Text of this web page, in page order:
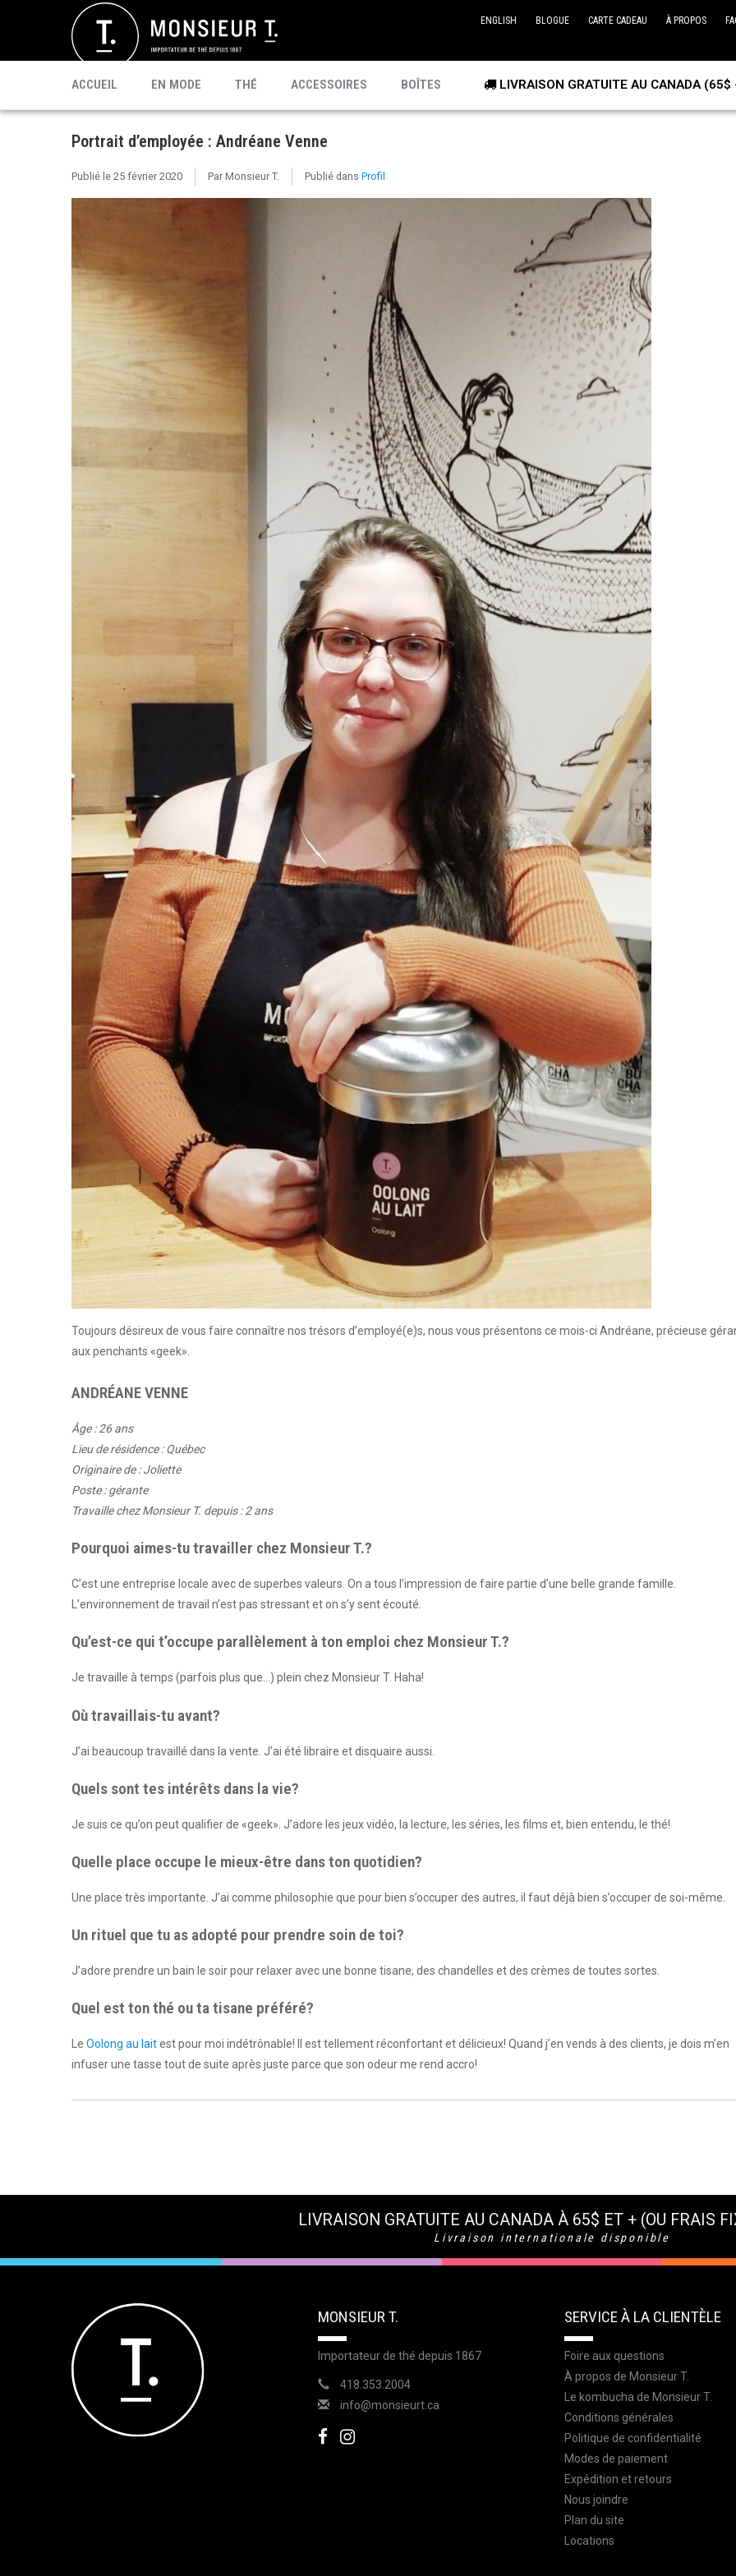
ENGLISH BLOGUE CARTE CADEAU À PROPOS
ACCUEIL EN MODE
CÉLÉBRI T.
PROMO
THÉ
PU'ERH
MATCHA
KOMBUCHA
PRÊT À BOIRE
ACCESSOIRES BOÎTES LIVRAISON GRATUITE AU CANADA (65$
Portrait d’employée : Andréane Venne
Publié le 25 février 2020 Par Monsieur T. Publié dans Profil
Toujours désireux de vous faire connaître nos trésors d’employé(e)s, nous vous présentons ce mois-ci Andréane, précieuse
aux penchants «geek».
ANDRÉANE VENNE
Âge : 26 ans
Lieu de résidence : Québec
Originaire de : Joliette
Poste : gérante
Travaille chez Monsieur T. depuis : 2 ans
Pourquoi aimes-tu travailler chez Monsieur T.?
C’est une entreprise locale avec de superbes valeurs. On a tous l’impression de faire partie d’une belle grande famille.
L’environnement de travail n’est pas stressant et on s’y sent écouté.
Qu’est-ce qui t’occupe parallèlement à ton emploi chez Monsieur T.?
Je travaille à temps (parfois plus que…) plein chez Monsieur T. Haha!
Où travaillais-tu avant?
J’ai beaucoup travaillé dans la vente. J’ai été libraire et disquaire aussi.
Quels sont tes intérêts dans la vie?
Je suis ce qu’on peut qualifier de «geek». J’adore les jeux vidéo, la lecture, les séries, les films et, bien entendu, le thé!
Quelle place occupe le mieux-être dans ton quotidien?
Une place très importante. J’ai comme philosophie que pour bien s’occuper des autres, il faut déjà bien s’occuper de soi-même.
Un rituel que tu as adopté pour prendre soin de toi?
J’adore prendre un bain le soir pour relaxer avec une bonne tisane, des chandelles et des crèmes de toutes sortes.
Quel est ton thé ou ta tisane préféré?
Le Oolong au laitest pour moi indétrônable! Il est tellement réconfortant et délicieux! Quand j’en vends à des clients, je dois m’en
infuser une tasse tout de suite après juste parce que son odeur me rend accro!
LIVRAISON GRATUITE AU CANADA À 65$ ET + (OU FRAIS
Livraison internationale disponible
MONSIEUR T.
Importateur de thé depuis 1867
418.353.2004
info@monsieurt.ca
SERVICE À LA CLIENTÈLE
Foire aux questions
À propos de Monsieur T.
Le kombucha de Monsieur T.
Conditions générales
Politique de confidentialité
Modes de paiement
Expédition et retours
Nous joindre
Plan du site
Locations